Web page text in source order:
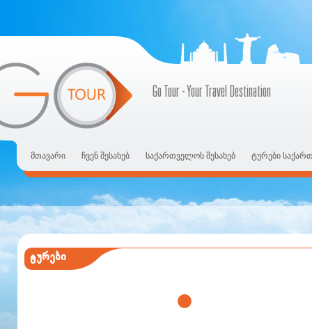
Go Tour - Your Travel Destination
მთავარი ჩვენ შესახებ საქართველოს შესახებ ტურები
ტურები